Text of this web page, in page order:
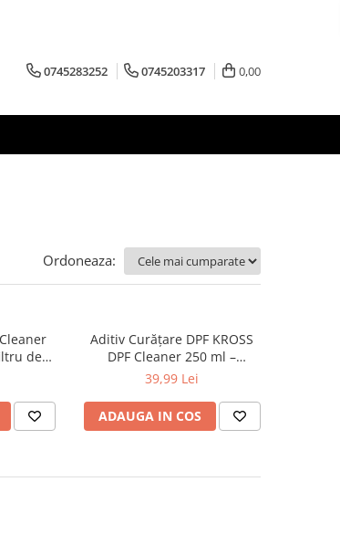
0745283252 0745203317 0,00
Ordoneaza:
de
Aditiv Curățare DPF KROSS
DPF Cleaner 250 ml –
Regenerare Filtru de Particule
39,99 Lei
ADAUGA IN COS